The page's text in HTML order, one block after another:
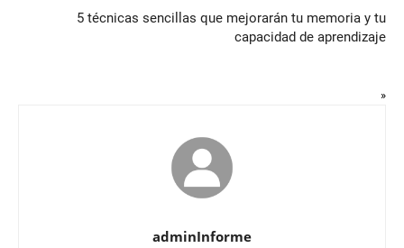
5 técnicas sencillas que mejorarán tu memoria y tu
capacidad de aprendizaje
»
adminInforme